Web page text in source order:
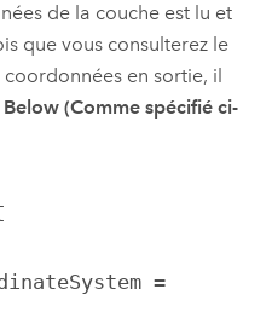
de la couche est lu et
que vous consulterez le
en sortie, il
(Comme spécifié ci-
=